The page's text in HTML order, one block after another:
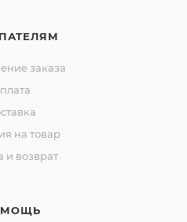
заказа
на товар
и возврат